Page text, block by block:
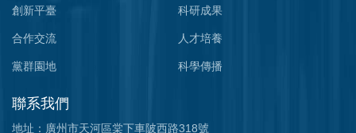
創新平臺 科研成果
合作交流 人才培養
黨群園地 科學傳播
聯系我們
地址：廣州市天河區棠下車陂西路318號